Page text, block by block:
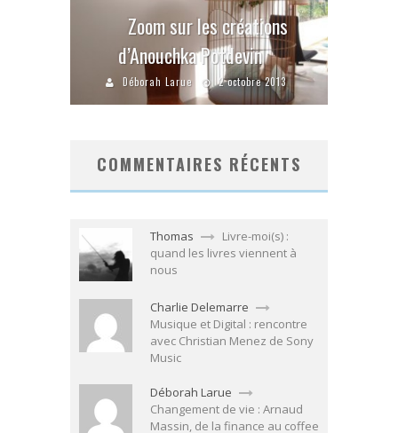
Zoom sur les créations
d’Anouchka Potdevin
Déborah Larue 2 octobre 2013
COMMENTAIRES RÉCENTS
Thomas
Livre-moi(s) :
quand les livres viennent à
nous
Charlie Delemarre
Musique et Digital : rencontre
avec Christian Menez de Sony
Music
Déborah Larue
Changement de vie : Arnaud
Massin, de la finance au coffee